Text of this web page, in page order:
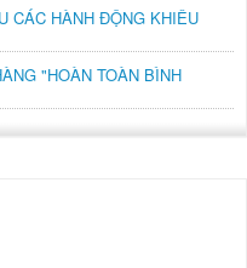
CÁC HÀNH ĐỘNG KHIÊU
"HOÀN TOÀN BÌNH